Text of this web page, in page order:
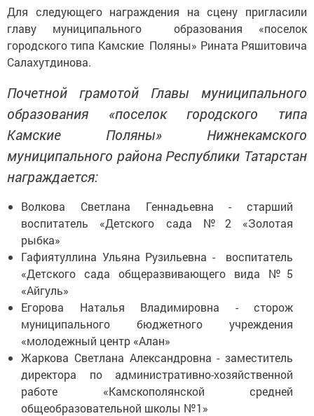
Для следующего награждения на сцену пригласили
главу муниципального образования «поселок
городского типа Камские Поляны» Рината Ряшитовича
Салахутдинова.
Почетной грамотой Главы муниципального
образования «поселок городского типа
Камские Поляны» Нижнекамского
муниципального района Республики Татарстан
награждается:
Волкова Светлана Геннадьевна - старший
воспитатель «Детского сада №2 «Золотая
рыбка»
Гафиятуллина Ульяна Рузильевна - воспитатель
«Детского сада общеразвивающего вида №5
«Айгуль»
Егорова Наталья Владимировна - сторож
муниципального бюджетного учреждения
«молодежный центр «Алан»
Жаркова Светлана Александровна - заместитель
директора по административно-хозяйственной
работе «Камскополянской средней
общеобразовательной школы №1»